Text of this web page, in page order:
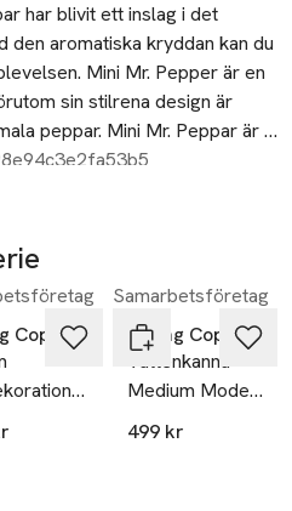
har blivit ett inslag i det
den aromatiska kryddan kan du
Mini Mr. Pepper är en
sin stilrena design är
peppar. Mini Mr. Peppar är
kommer att pryda
justera finheten på din
in från fin till grov. För att
du vrida på huvudet, där du
sitter högst upp, och du
på bordet. Det blir inte
att se på, utan har även en
har en keramisk kvarn
Spring Copenhagen
Samarbetsföretag
Spring Copenhagen
Vattenkanna
Medium Model
no 64
499 kr